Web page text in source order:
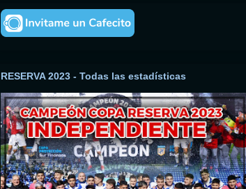
RESERVA 2023 - Todas las estadísticas